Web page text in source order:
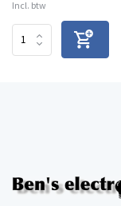
Incl. btw